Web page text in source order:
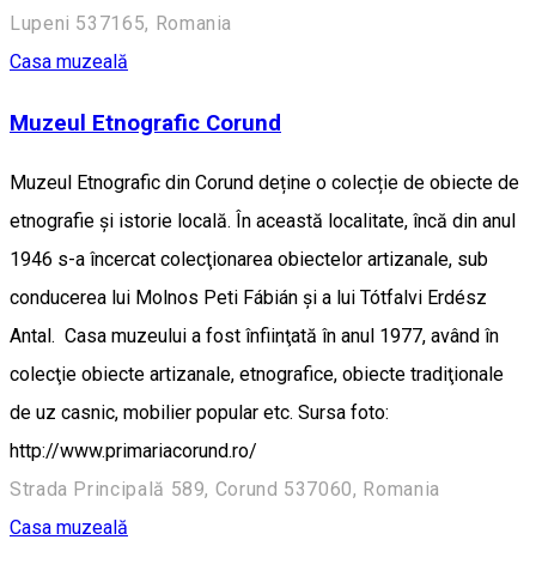
Lupeni 537165, Romania
Casa muzeală
Muzeul Etnografic Corund
Muzeul Etnografic din Corund deține o colecție de obiecte de
etnografie și istorie locală. În această localitate, încă din anul
1946 s-a încercat colecţionarea obiectelor artizanale, sub
conducerea lui Molnos Peti Fábián şi a lui Tótfalvi Erdész
Antal. Casa muzeului a fost înfiinţată în anul 1977, având în
colecţie obiecte artizanale, etnografice, obiecte tradiţionale
de uz casnic, mobilier popular etc. Sursa foto:
http://www.primariacorund.ro/
Strada Principală 589, Corund 537060, Romania
Casa muzeală